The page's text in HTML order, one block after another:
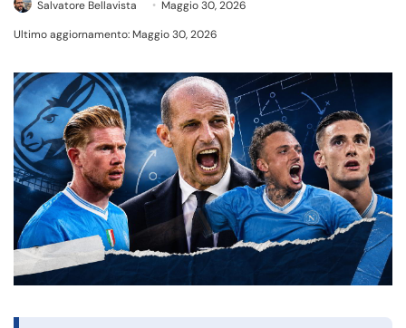
Salvatore Bellavista
Maggio 30, 2026
Ultimo aggiornamento: Maggio 30, 2026